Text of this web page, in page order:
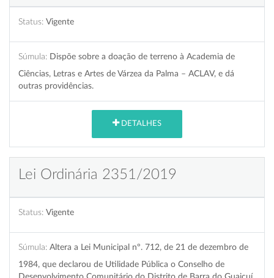
Status: Vigente
Súmula: Dispõe sobre a doação de terreno à Academia de
Ciências, Letras e Artes de Várzea da Palma – ACLAV, e dá
outras providências.
DETALHES
Lei Ordinária 2351/2019
Status: Vigente
Súmula: Altera a Lei Municipal nº. 712, de 21 de dezembro de
1984, que declarou de Utilidade Pública o Conselho de